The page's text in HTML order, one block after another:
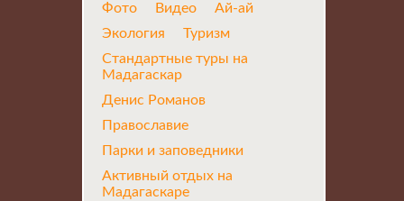
Фото
Видео
Ай-ай
Экология
Туризм
Стандартные туры на
Мадагаскар
Денис Романов
Православие
Парки и заповедники
Активный отдых на
Мадагаскаре